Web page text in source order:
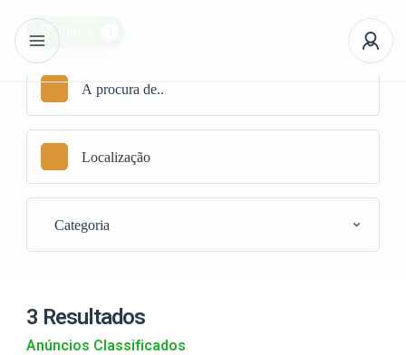
Filtros
Categoria
3 Resultados
Anúncios Classificados